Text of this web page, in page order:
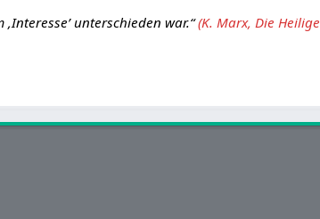
‚Interesse’ unterschieden war.“(K. Marx, Die Heilige